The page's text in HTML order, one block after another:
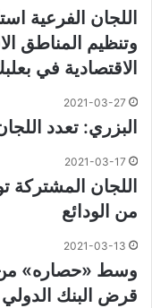
اللجان الفرعية
وتنظيم المناطق
الاقتصادية في
2021-03-27
البزري: تعدد
2021-03-17
اللجان المشتركة
من الودائع
2021-03-13
وسط «حصاره» من
قرض البنك